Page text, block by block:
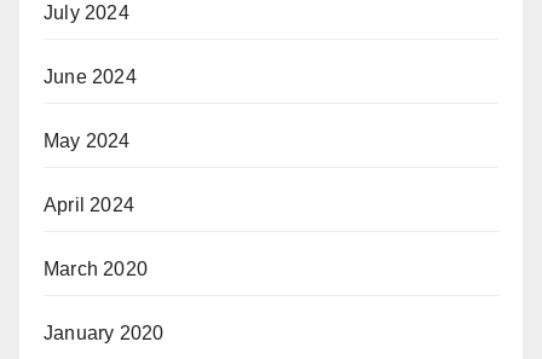
July 2024
June 2024
May 2024
April 2024
March 2020
January 2020